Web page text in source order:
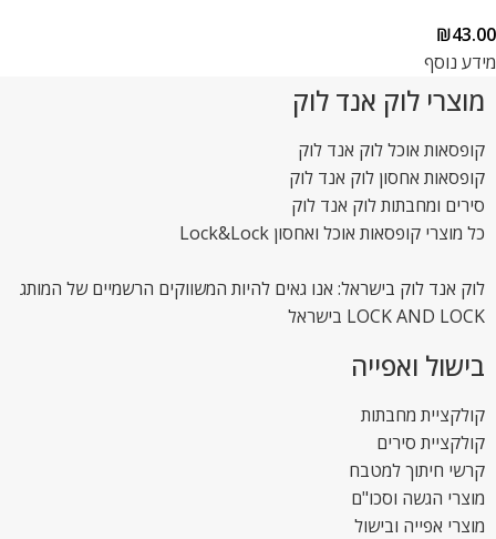
₪43.00
מידע נוסף
מוצרי לוק אנד לוק
קופסאות אוכל לוק אנד לוק
קופסאות אחסון לוק אנד לוק
סירים ומחבתות לוק אנד לוק
כל מוצרי קופסאות אוכל ואחסון Lock&Lock
לוק אנד לוק בישראל: אנו גאים להיות המשווקים הרשמיים של המותג
LOCK AND LOCK בישראל
בישול ואפייה
קולקציית מחבתות
קולקציית סירים
קרשי חיתוך למטבח
מוצרי הגשה וסכו"ם
מוצרי אפייה ובישול